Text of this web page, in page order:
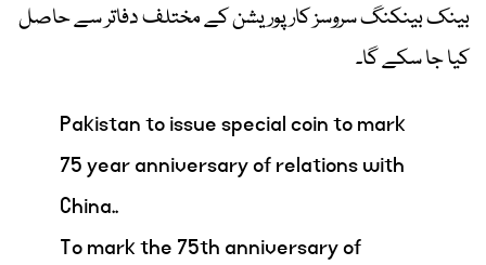
بینک بینکنگ سروسز کارپوریشن کے مختلف دفاتر سے حاصل
کیا جا سکے گا۔
Pakistan to issue special coin to mark
75 year anniversary of relations with
China..
To mark the 75th anniversary of